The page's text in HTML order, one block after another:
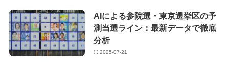
AIによる参院選・東京選挙区の予
測当選ライン：最新データで徹底
分析
2025-07-21